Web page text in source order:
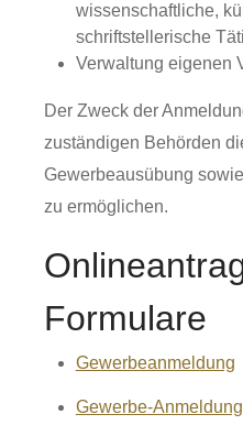
wissenschaftliche,
schriftstellerische
Verwaltung eigenen
Der Zweck der
zuständigen Behörden
Gewerbeausübung
zu ermöglichen.
Formulare
Gewerbeanmeldung
Gewerbe-Anmeldung